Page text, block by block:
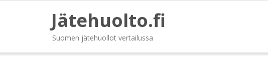
Jätehuolto.fi
Suomen jätehuollot vertailussa